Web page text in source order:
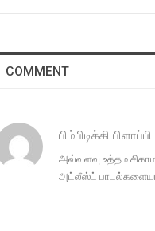
COMMENT
பிம்பிடிக்கி பிளாப்பி
அவ்வளவு உத்தம
அட்லீஸ்ட்